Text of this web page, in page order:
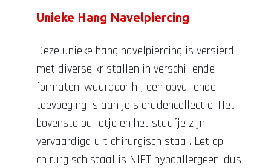
Unieke Hang Navelpiercing
Deze unieke hang navelpiercing is versierd
met diverse kristallen in verschillende
formaten, waardoor hij een opvallende
toevoeging is aan je sieradencollectie. Het
bovenste balletje en het staafje zijn
vervaardigd uit chirurgisch staal. Let op:
chirurgisch staal is NIET hypoallergeen, dus